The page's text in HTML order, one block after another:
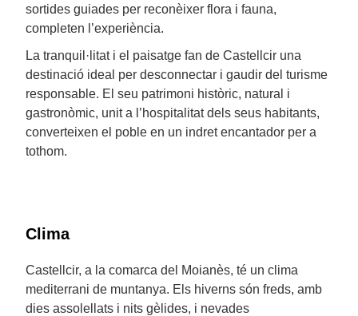
sortides guiades per reconèixer flora i fauna,
completen l’experiència.
La tranquil·litat i el paisatge fan de Castellcir una
destinació ideal per desconnectar i gaudir del turisme
responsable. El seu patrimoni històric, natural i
gastronòmic, unit a l’hospitalitat dels seus habitants,
converteixen el poble en un indret encantador per a
tothom.
Clima
Castellcir, a la comarca del Moianès, té un clima
mediterrani de muntanya. Els hiverns són freds, amb
dies assolellats i nits gèlides, i nevades